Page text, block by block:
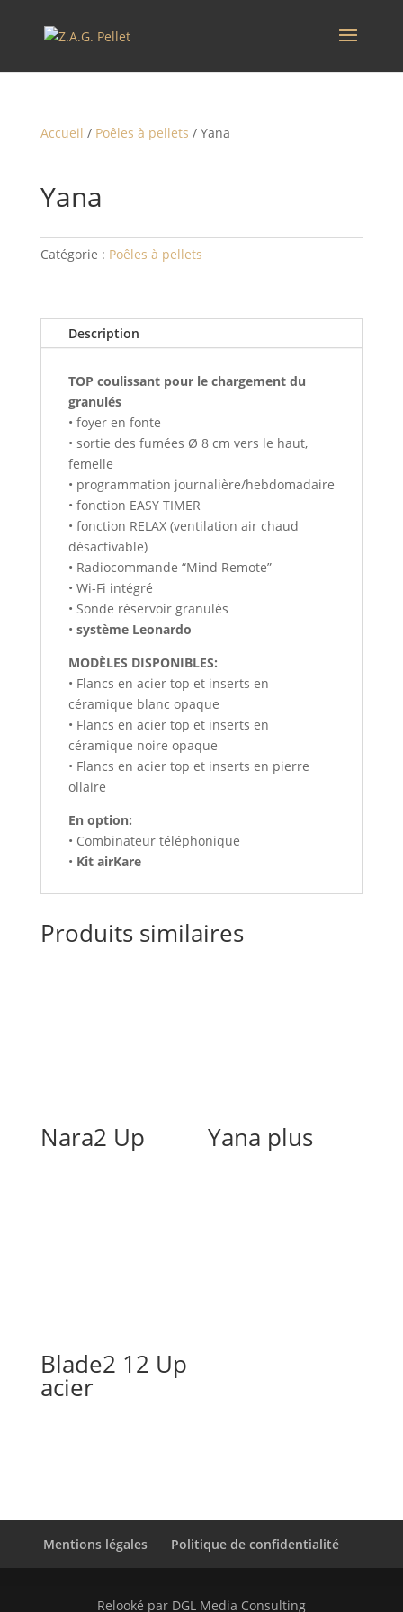
Accueil / Poêles à pellets / Yana
Yana
Catégorie : Poêles à pellets
Description
TOP coulissant pour le chargement du
granulés
• foyer en fonte
• sortie des fumées Ø 8 cm vers le haut,
femelle
• programmation journalière/hebdomadaire
• fonction EASY TIMER
• fonction RELAX (ventilation air chaud
désactivable)
• Radiocommande “Mind Remote”
• Wi-Fi intégré
• Sonde réservoir granulés
• système Leonardo
MODÈLES DISPONIBLES:
• Flancs en acier top et inserts en
céramique blanc opaque
• Flancs en acier top et inserts en
céramique noire opaque
• Flancs en acier top et inserts en pierre
ollaire
En option:
• Combinateur téléphonique
• KitairKare
Produits similaires
Nara2 Up Yana plus
Blade2 12 Up
acier
Mentions légales Politique de confidentialité
Relooké par DGL Media Consulting